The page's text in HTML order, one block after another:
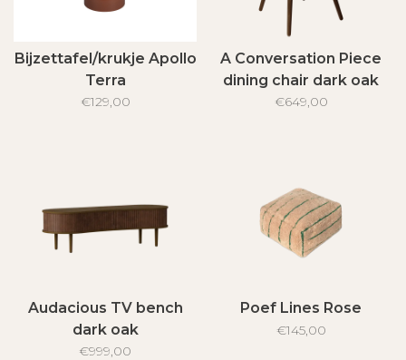
Bijzettafel/krukje Apollo
Terra
€129,00
A Conversation Piece
dining chair dark oak
€649,00
Audacious TV bench
dark oak
€999,00
Poef Lines Rose
€145,00